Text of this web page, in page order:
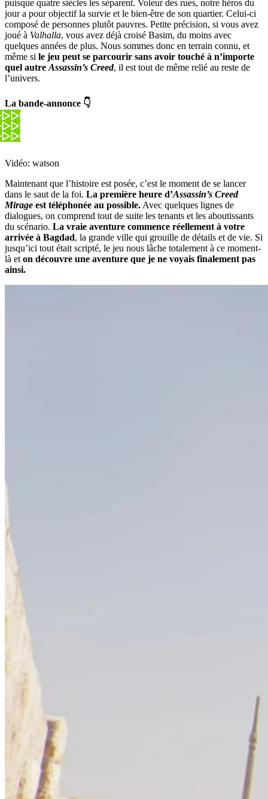
puisque quatre siècles les séparent. Voleur des rues, notre héros du
jour a pour objectif la survie et le bien-être de son quartier. Celui-ci
composé de personnes plutôt pauvres. Petite précision, si vous avez
joué à Valhalla, vous avez déjà croisé Basim, du moins avec
quelques années de plus. Nous sommes donc en terrain connu, et
même si le jeu peut se parcourir sans avoir touché à n’importe
quel autre Assassin’s Creed, il est tout de même relié au reste de
l’univers.
La bande-annonce 👇
Vidéo: watson
Maintenant que l’histoire est posée, c’est le moment de se lancer
dans le saut de la foi. La première heure d’Assassin’s Creed
Mirage est téléphonée au possible. Avec quelques lignes de
dialogues, on comprend tout de suite les tenants et les aboutissants
du scénario. La vraie aventure commence réellement à votre
arrivée à Bagdad, la grande ville qui grouille de détails et de vie. Si
jusqu’ici tout était scripté, le jeu nous lâche totalement à ce moment-
là et on découvre une aventure que je ne voyais finalement pas
ainsi.